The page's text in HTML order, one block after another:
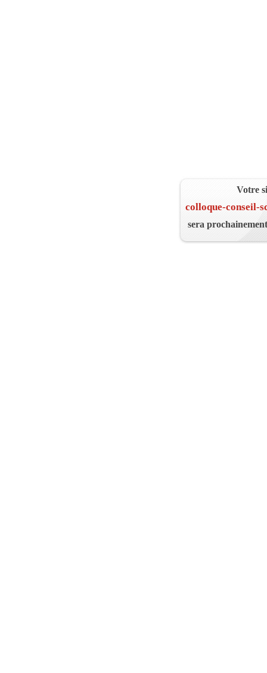
Votre
colloque-conseil-
sera